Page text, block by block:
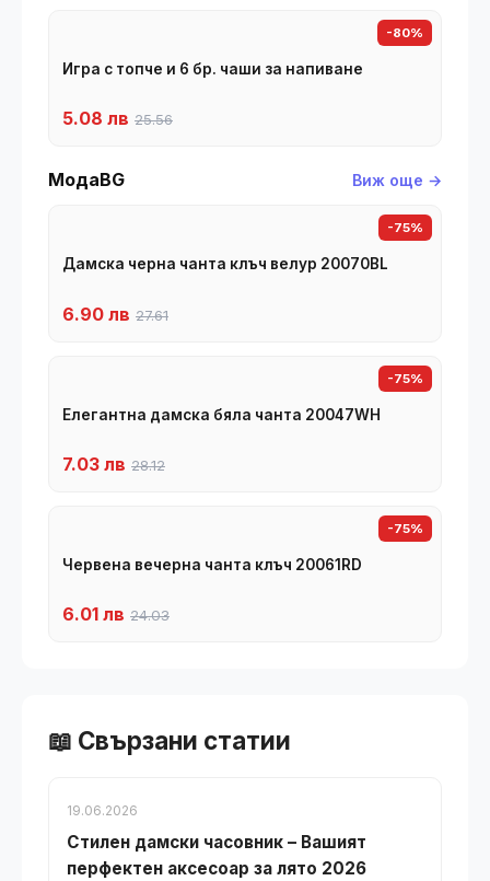
-80%
Игра с топче и 6 бр. чаши за напиване
5.08 лв 25.56
МодаBG Виж още →
-75%
Дамска черна чанта клъч велур 20070BL
6.90 лв 27.61
-75%
Елегантна дамска бяла чанта 20047WH
7.03 лв 28.12
-75%
Червена вечерна чанта клъч 20061RD
6.01 лв 24.03
📖 Свързани статии
19.06.2026
Стилен дамски часовник – Вашият
перфектен аксесоар за лято 2026